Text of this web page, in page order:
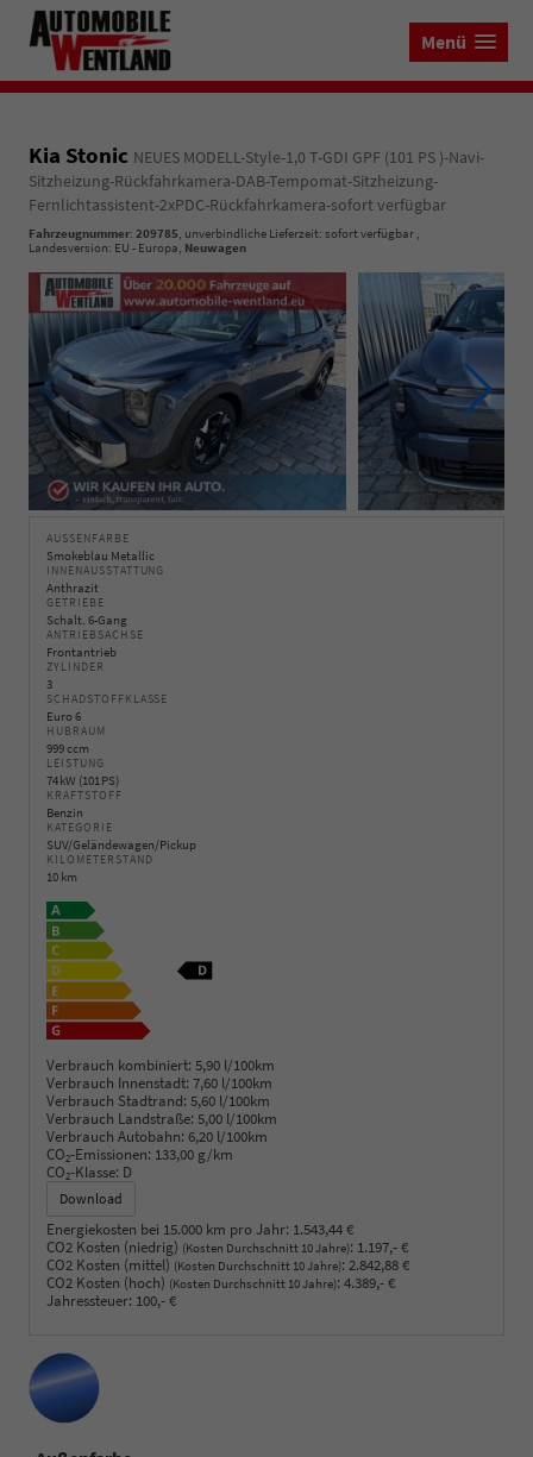
Menü
Kia Stonic NEUES MODELL-Style-1,0 T-GDI GPF (101 PS )-Navi-
Sitzheizung-Rückfahrkamera-DAB-Tempomat-Sitzheizung-
Fernlichtassistent-2xPDC-Rückfahrkamera-sofort verfügbar
Fahrzeugnummer: 209785, unverbindliche Lieferzeit: sofort verfügbar ,
Landesversion: EU - Europa, Neuwagen
AUSSENFARBE
Smokeblau Metallic
INNENAUSSTATTUNG
Anthrazit
GETRIEBE
Schalt. 6-Gang
ANTRIEBSACHSE
Frontantrieb
ZYLINDER
3
SCHADSTOFFKLASSE
Euro 6
HUBRAUM
999 ccm
LEISTUNG
74 kW (101 PS)
KRAFTSTOFF
Benzin
KATEGORIE
SUV/Geländewagen/Pickup
KILOMETERSTAND
10 km
Verbrauch kombiniert: 5,90 l/100km
Verbrauch Innenstadt: 7,60 l/100km
Verbrauch Stadtrand: 5,60 l/100km
Verbrauch Landstraße: 5,00 l/100km
Verbrauch Autobahn: 6,20 l/100km
CO2-Emissionen: 133,00 g/km
CO2-Klasse: D
Download
Energiekosten bei 15.000 km pro Jahr: 1.543,44 €
CO2 Kosten (niedrig) (Kosten Durchschnitt 10 Jahre): 1.197,- €
CO2 Kosten (mittel) (Kosten Durchschnitt 10 Jahre): 2.842,88 €
CO2 Kosten (hoch) (Kosten Durchschnitt 10 Jahre): 4.389,- €
Jahressteuer: 100,- €